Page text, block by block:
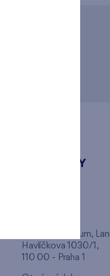
KONTAKTY
Klientské centrum,
Havlíčkova 1030/1,
110 00 - Praha 1